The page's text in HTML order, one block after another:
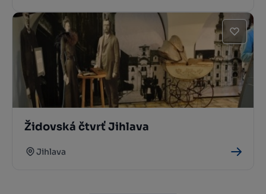
Židovská čtvrť Jihlava
Jihlava